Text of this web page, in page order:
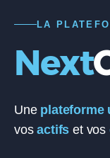
LA
Next
Une plateforme
vosactifs et vos